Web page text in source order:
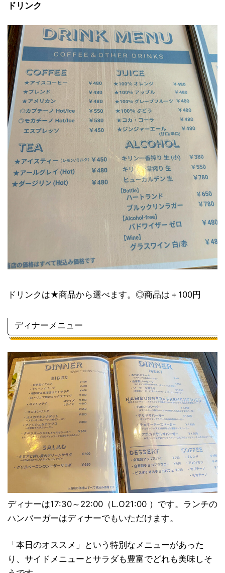
ドリンク
ドリンクは★商品から選べます。◎商品は＋100円
ディナーメニュー
ディナーは17:30～22:00（L.O21:00 ）です。ランチの
ハンバーガーはディナーでもいただけます。
「本日のオススメ」という特別なメニューがあった
り、サイドメニューとサラダも豊富でどれも美味しそ